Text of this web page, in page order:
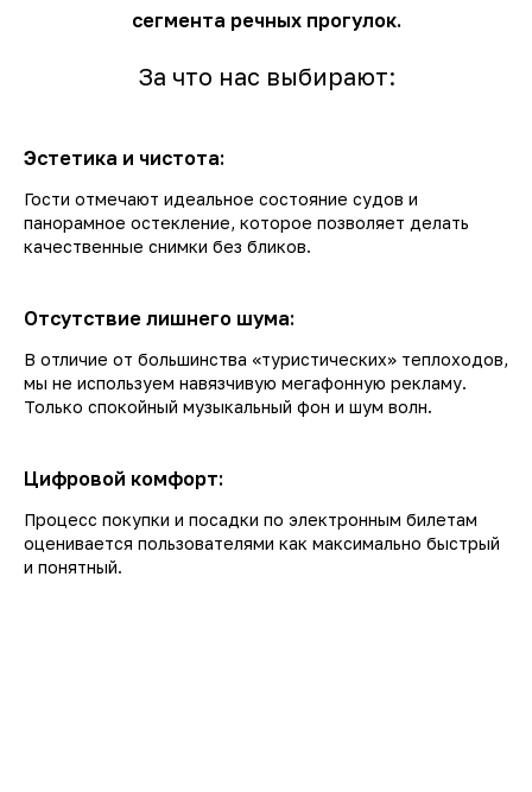
сегмента речных прогулок.
За что нас выбирают:
Эстетика и чистота:
Гости отмечают идеальное состояние судов и
панорамное остекление, которое позволяет делать
качественные снимки без бликов.
Отсутствие лишнего шума:
В отличие от большинства «туристических» теплоходов,
мы не используем навязчивую мегафонную рекламу.
Только спокойный музыкальный фон и шум волн.
Цифровой комфорт:
Процесс покупки и посадки по электронным билетам
оценивается пользователями как максимально быстрый
и понятный.